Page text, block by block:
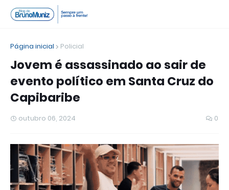
Página inicial Policial
Jovem é assassinado ao sair de
evento político em Santa Cruz do
Capibaribe
outubro 06, 2024 0